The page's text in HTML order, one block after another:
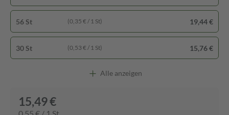
56 St (0,35 € / 1 St) 19,44 €
30 St (0,53 € / 1 St) 15,76 €
Alle anzeigen
15,49 €